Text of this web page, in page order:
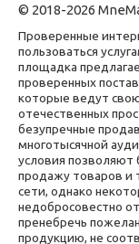
© 2018-2026
Проверенные
пользоваться
площадка
проверенных
которые ведут
отечественных
безупречные
многотысячной
условия позволяют
продажу товаров и
сети, однако
недобросовестно
пренебречь
продукцию, не